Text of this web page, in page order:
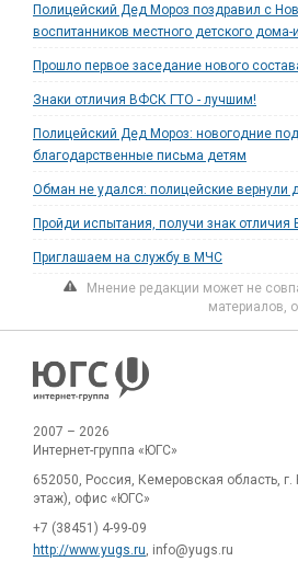
Полицейский Дед Мороз поздравил с
воспитанников местного детского дома-
Прошло первое заседание нового
Знаки отличия ВФСК ГТО - лучшим!
Полицейский Дед Мороз: новогодние
благодарственные письма детям
Обман не удался: полицейские вернули
Пройди испытания, получи знак
Приглашаем на службу в МЧС
Мнение редакции может не
материалов,
2007 – 2026
Интернет-группа «ЮГС»
652050, Россия, Кемеровская область,
этаж), офис «ЮГС»
+7 (38451) 4-99-09
http://www.yugs.ru , info@yugs.ru